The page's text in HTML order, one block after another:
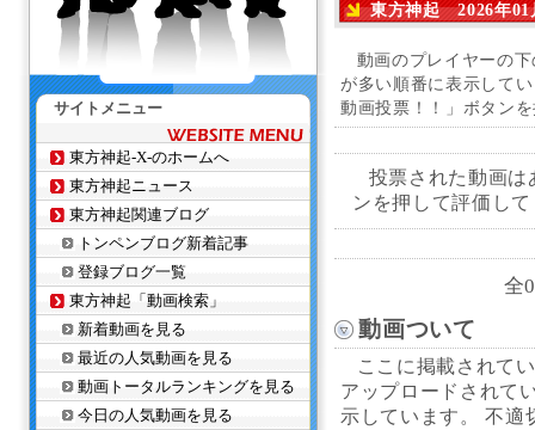
東方神起 2026年01
動画のプレイヤーの
が多い順番に表示して
動画投票！！」ボタン
投票された動画
ンを押して評価し
全
動画ついて
ここに掲載されて
アップロードされて
示しています。 不適
サイトメニュー
東方神起-X-のホームへ
東方神起ニュース
東方神起関連ブログ
トンペンブログ新着記事
登録ブログ一覧
東方神起「動画検索」
新着動画を見る
最近の人気動画を見る
動画トータルランキングを見る
今日の人気動画を見る